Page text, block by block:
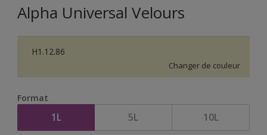
Alpha Universal Velours
H1.12.86
Changer de couleur
Format
1L 5L 10L